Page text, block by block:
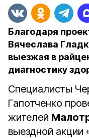
Благодаря
Вячеслава
выезжая в
диагностику
Специалисты
Гапотченко
жителей
выездной акции